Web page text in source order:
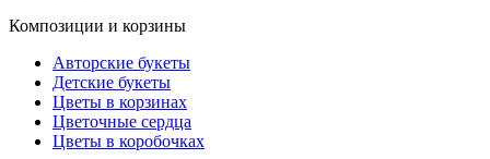
Композиции и корзины
Авторские букеты
Детские букеты
Цветы в корзинах
Цветочные сердца
Цветы в коробочках